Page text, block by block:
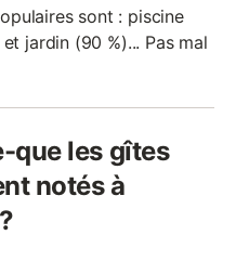
sont : piscine
jardin (90 %)... Pas mal
que les gîtes
notés à